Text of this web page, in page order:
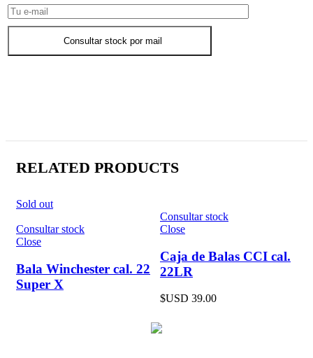
Consultar stock por mail
RELATED PRODUCTS
Sold out
Consultar stock
Close
Bala Winchester cal. 22
Super X
Consultar stock
Close
Caja de Balas CCI cal.
22LR
$USD 39.00